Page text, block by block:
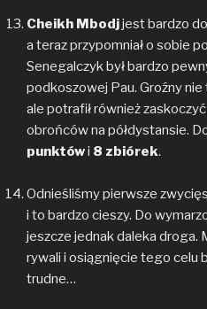
Cheikh Mbodjjest bardzo
a teraz przypomniał o sobie
Senegalczyk był bardzo
podkoszowej Pau. Groźny
ale potrafił również
obrońców na półdystansie.
punktówi 8 zbiórek.
Odnieśliśmy pierwsze
i to bardzo cieszy. Do
jeszcze jednak daleka droga.
rywali i osiągnięcie tego celu
trudne…